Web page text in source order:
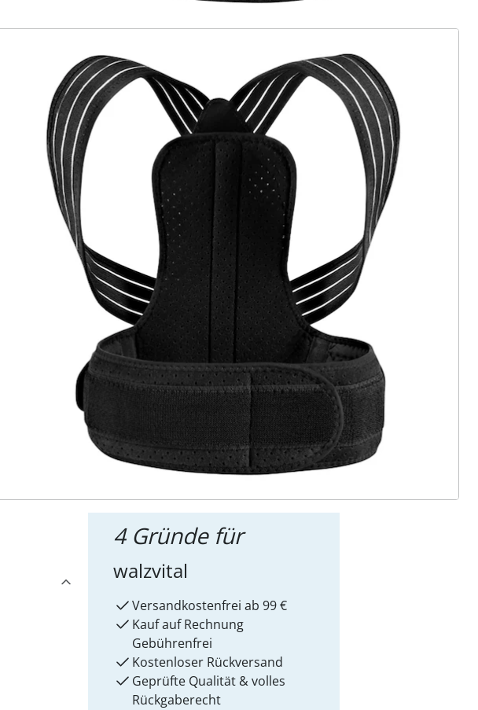
Newsletter abonnieren
4 Gründe für
walzvital
Versandkostenfrei ab 99 €
Kauf auf Rechnung
Gebührenfrei
Kostenloser Rückversand
Geprüfte Qualität & volles
Rückgaberecht